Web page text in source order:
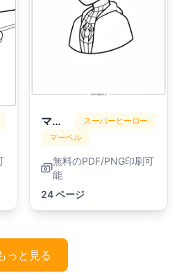
マイルズ・モラレス
スーパーヒーロー
マーベル
無料のPDF/PNG印刷可
能
24 ページ
っと見る